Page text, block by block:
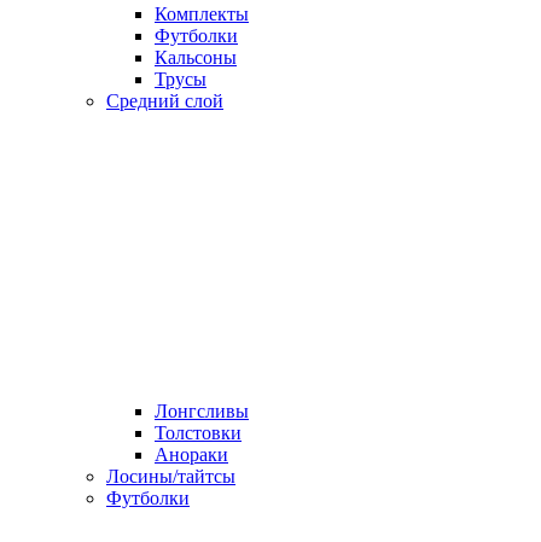
Комплекты
Футболки
Кальсоны
Трусы
Средний слой
Лонгсливы
Толстовки
Анораки
Лосины/тайтсы
Футболки